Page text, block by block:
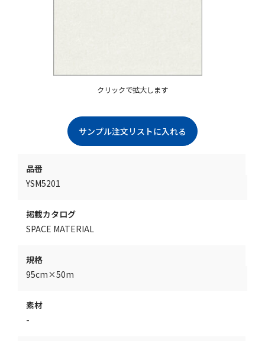
クリックで拡大します
品番
YSM5201
掲載カタログ
SPACE MATERIAL
規格
95cm×50m
素材
-